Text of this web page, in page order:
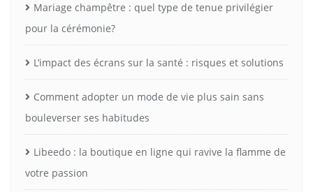
Mariage champêtre : quel type de tenue privilégier
pour la cérémonie?
L’impact des écrans sur la santé : risques et solutions
Comment adopter un mode de vie plus sain sans
bouleverser ses habitudes
Libeedo : la boutique en ligne qui ravive la flamme de
votre passion